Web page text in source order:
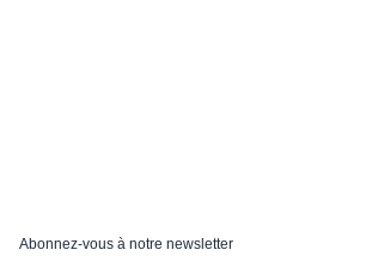
Abonnez-vous à notre newsletter